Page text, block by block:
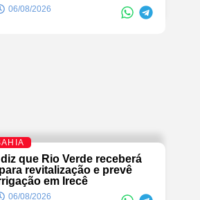
06/08/2026
que Rio Verde receberá
revitalização e prevê
em Irecê
06/08/2026